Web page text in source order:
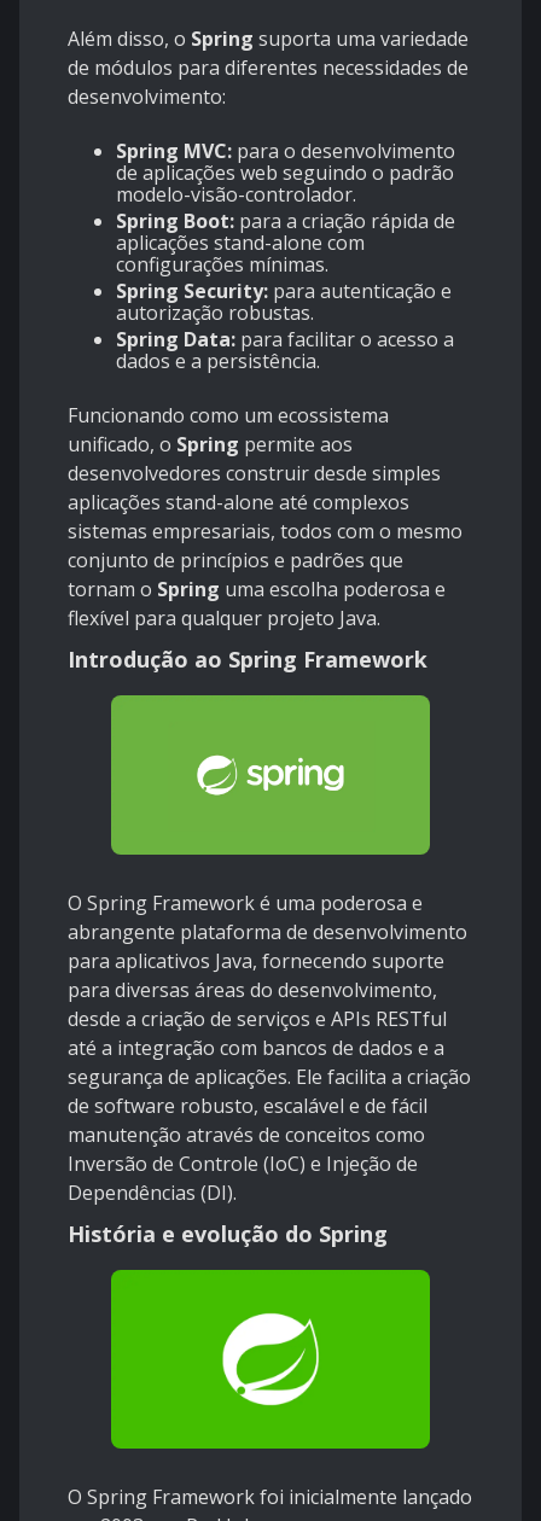
Além disso, o Spring suporta uma variedade
de módulos para diferentes necessidades de
desenvolvimento:
Spring MVC: para o desenvolvimento
de aplicações web seguindo o padrão
modelo-visão-controlador.
Spring Boot: para a criação rápida de
aplicações stand-alone com
configurações mínimas.
Spring Security: para autenticação e
autorização robustas.
Spring Data: para facilitar o acesso a
dados e a persistência.
Funcionando como um ecossistema
unificado, o Spring permite aos
desenvolvedores construir desde simples
aplicações stand-alone até complexos
sistemas empresariais, todos com o mesmo
conjunto de princípios e padrões que
tornam o Spring uma escolha poderosa e
flexível para qualquer projeto Java.
Introdução ao Spring Framework
O Spring Frameworké uma poderosa e
abrangente plataforma de desenvolvimento
para aplicativos Java, fornecendo suporte
para diversas áreas do desenvolvimento,
desde a criação de serviços e APIs RESTful
até a integração com bancos de dados e a
segurança de aplicações. Ele facilita a criação
de software robusto, escalável e de fácil
manutenção através de conceitos como
Inversão de Controle (IoC) e Injeção de
Dependências (DI).
História e evolução do Spring
O Spring Framework foi inicialmente lançado